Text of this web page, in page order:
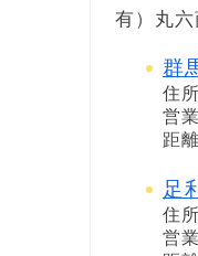
有）丸
群
住
営
距
足
住
営